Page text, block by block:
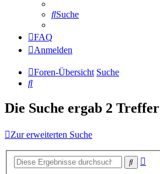
Suche
FAQ
Anmelden
Foren-Übersicht Suche
Suche
Die Suche ergab 2 Treffer
Zur erweiterten Suche
Suche